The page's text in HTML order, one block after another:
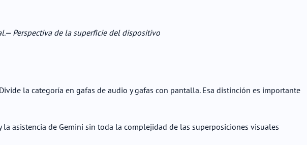
— Perspectiva de la superficie del dispositivo
la categoría en gafas de audio y gafas con pantalla. Esa distinción es importante
asistencia de Gemini sin toda la complejidad de las superposiciones visuales